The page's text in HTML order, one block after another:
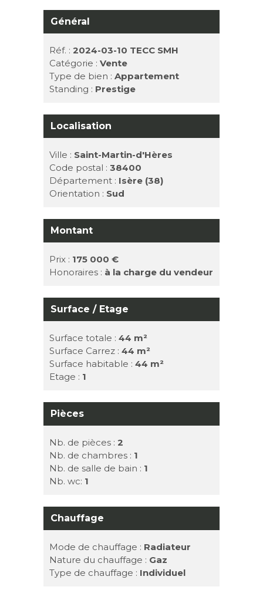
Général
Réf. :2024-03-10 TECC SMH
Catégorie :Vente
Type de bien :Appartement
Standing : Prestige
Localisation
Ville : Saint-Martin-d'Hères
Code postal :38400
Département : Isère (38)
Orientation : Sud
Montant
Prix : 175 000 €
Honoraires : à la charge du vendeur
Surface / Etage
Surface totale :44 m²
Surface Carrez :44 m²
Surface habitable :44 m²
Etage : 1
Pièces
Nb. de pièces :2
Nb. de chambres : 1
Nb. de salle de bain : 1
Nb. wc: 1
Chauffage
Mode de chauffage : Radiateur
Nature du chauffage : Gaz
Type de chauffage : Individuel